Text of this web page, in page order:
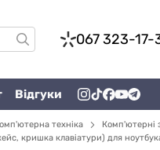
067 323-17-
Відгуки
техніка Комп'ютерні
кришка клавіатури) для